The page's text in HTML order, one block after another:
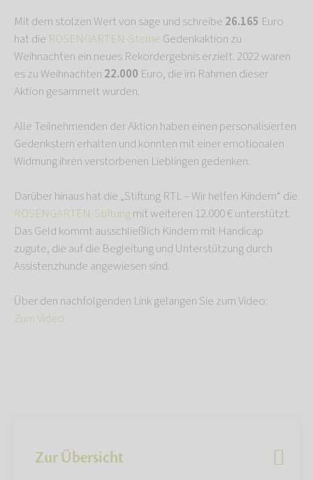
Mit dem stolzen Wert von sage und schreibe 26.165 Euro
hat die ROSENGARTEN-Sterne Gedenkaktion zu
Weihnachten ein neues Rekordergebnis erzielt. 2022 waren
es zu Weihnachten 22.000 Euro, die im Rahmen dieser
Aktion gesammelt wurden.
Alle Teilnehmenden der Aktion haben einen personalisierten
Gedenkstern erhalten und konnten mit einer emotionalen
Widmung ihren verstorbenen Lieblingen gedenken.
Darüber hinaus hat die „Stiftung RTL – Wir helfen Kindern“ die
ROSENGARTEN-Stiftungmit weiteren 12.000 € unterstützt.
Das Geld kommt ausschließlich Kindern mit Handicap
zugute, die auf die Begleitung und Unterstützung durch
Assistenzhunde angewiesen sind.
Über den nachfolgenden Link gelangen Sie zum Video:
Zum Video
Zur Übersicht